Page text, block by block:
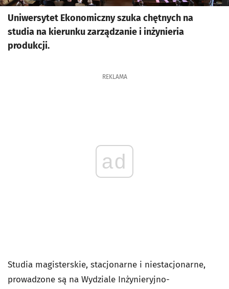
Uniwersytet Ekonomiczny szuka chętnych na
studia na kierunku zarządzanie i inżynieria
produkcji.
REKLAMA
ad
Studia magisterskie, stacjonarne i niestacjonarne,
prowadzone są na Wydziale Inżynieryjno-